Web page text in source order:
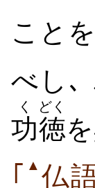
ことを
べし､
功
く
徳
どく
を
｢ ▲ 仏